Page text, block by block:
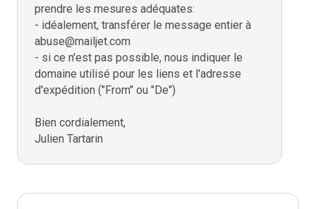
prendre les mesures adéquates:
- idéalement, transférer le message entier à
abuse@mailjet.com
- si ce n'est pas possible, nous indiquer le
domaine utilisé pour les liens et l'adresse
d'expédition ("From" ou "De")
Bien cordialement,
Julien Tartarin